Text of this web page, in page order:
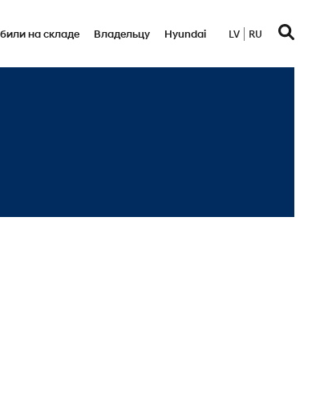
на складе Bладельцу Hyundai LV RU